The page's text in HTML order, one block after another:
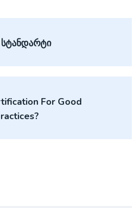
For Good